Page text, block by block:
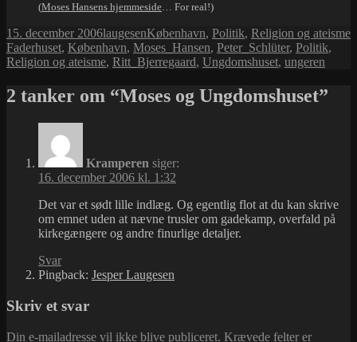
(Moses Hansens hjemmeside… For real!)
Udgivet
i
15. december 2006Forfatter
laugesenKategorier
København, Politik, Religion og ateisme
Faderhuset, København, Moses_Hansen, Peter_Schlüter, Politik,
Religion og ateisme, Ritt_Bjerregaard, Ungdomshuset, ungeren
2 tanker om “Moses og Ungdomshuset”
Kramperen siger:
16. december 2006 kl. 1:32
Det var et sødt lille indlæg. Og egentlig flot at du kan skrive
om emnet uden at nævne trusler om gadekamp, overfald på
kirkegængere og andre finurlige detaljer.
Svar
Pingback: Jesper Laugesen
Skriv et svar
Din e-mailadresse vil ikke blive publiceret. Krævede felter er